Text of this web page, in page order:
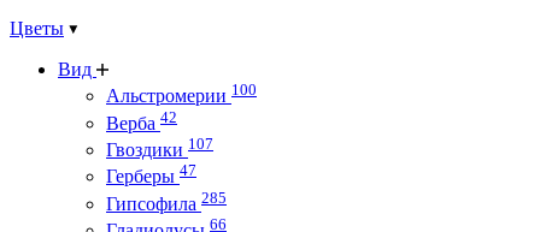
Цветы
Вид
Альстромерии 100
Верба 42
Гвоздики 107
Герберы 47
Гипсофила 285
66